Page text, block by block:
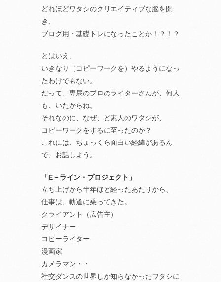
どれほどワタシのクリエイティブな脳を開
き、
ブログ用・基礎トレになったことか！？！？
とはいえ、
いきなり（コピーワークを）やるようになっ
たわけでもない。
だって、専属のプロのライターさんが、何人
も、いたからね。
それなのに、なぜ、ど素人のワタシが、
コピーワークをするに至ったのか？
これには、ちょっくら面白い経緯があるん
で、お話しよう。
「E－ライン・プロジェクト」
立ち上げから半年ほど経ったあたりから、
仕事は、軌道に乗ってきた。
クライアント（広告主）
デザイナー
コピーライター
漫画家
カメラマン・・
社交ダンスの世界しか知らなかったワタシに